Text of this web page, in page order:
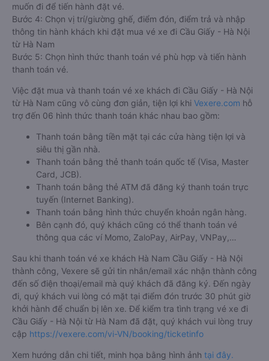
muốn đi để tiến hành đặt vé.
Bước 4: Chọn vị trí/giường ghế, điểm đón, điểm trả và nhập
thông tin hành khách khi đặt mua vé xe đi Cầu Giấy - Hà Nội
từ Hà Nam
Bước 5: Chọn hình thức thanh toán vé phù hợp và tiến hành
thanh toán vé.
Việc đặt mua và thanh toán vé xe khách đi Cầu Giấy - Hà Nội
từ Hà Nam cũng vô cùng đơn giản, tiện lợi khi Vexere.com hỗ
trợ đến 06 hình thức thanh toán khác nhau bao gồm:
Thanh toán bằng tiền mặt tại các cửa hàng tiện lợi và
siêu thị gần nhà.
Thanh toán bằng thẻ thanh toán quốc tế (Visa, Master
Card, JCB).
Thanh toán bằng thẻ ATM đã đăng ký thanh toán trực
tuyến (Internet Banking).
Thanh toán bằng hình thức chuyển khoản ngân hàng.
Bên cạnh đó, quý khách cũng có thể thanh toán vé
thông qua các ví Momo, ZaloPay, AirPay, VNPay,…
Sau khi thanh toán vé xe khách Hà Nam Cầu Giấy - Hà Nội
thành công, Vexere sẽ gửi tin nhắn/email xác nhận thành công
đến số điện thoại/email mà quý khách đã đăng ký. Đến ngày
đi, quý khách vui lòng có mặt tại điểm đón trước 30 phút giờ
khởi hành để chuẩn bị lên xe. Để kiểm tra tình trạng vé xe đi
Cầu Giấy - Hà Nội từ Hà Nam đã đặt, quý khách vui lòng truy
cập https://vexere.com/vi-VN/booking/ticketinfo
Xem hướng dẫn chi tiết, minh họa bằng hình ảnh tại đây.